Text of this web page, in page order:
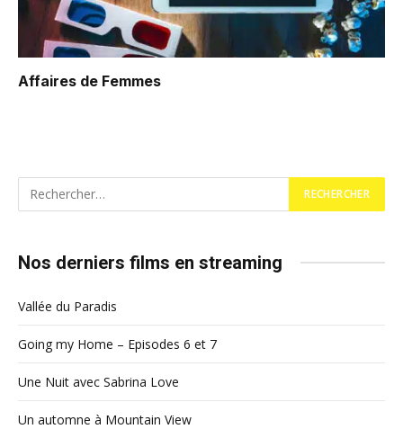
Affaires de Femmes
Nos derniers films en streaming
Vallée du Paradis
Going my Home – Episodes 6 et 7
Une Nuit avec Sabrina Love
Un automne à Mountain View